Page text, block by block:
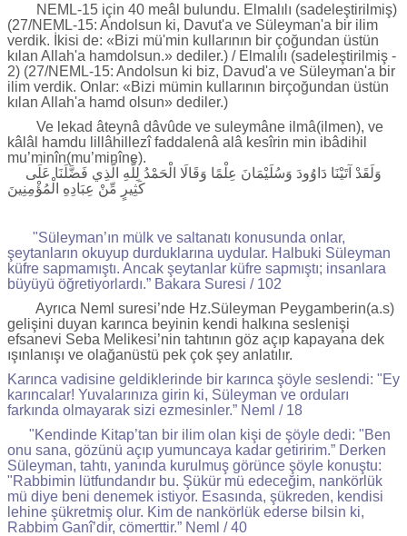
NEML-15 için 40 meâl bulundu. Elmalılı (sadeleştirilmiş)
(27/NEML-15: Andolsun ki, Davut'a ve Süleyman'a bir ilim
verdik. İkisi de: «Bizi mü'min kullarının bir çoğundan üstün
kılan Allah'a hamdolsun.» dediler.) / Elmalılı (sadeleştirilmiş -
2) (27/NEML-15: Andolsun ki biz, Davud'a ve Süleyman'a bir
ilim verdik. Onlar: «Bizi mümin kullarının birçoğundan üstün
kılan Allah'a hamd olsun» dediler.)
Ve lekad âteynâ dâvûde ve suleymâne ilmâ(ilmen), ve
kâlâl hamdu lillâhillezî faddalenâ alâ kesîrin min ibâdihil
mu’minîn(mu’minîne).
كَثِيرٍ مِّنْ عِبَادِهِ الْمُؤْمِنِينَ
"Süleyman’ın mülk ve saltanatı konusunda onlar,
şeytanların okuyup durduklarına uydular. Halbuki Süleyman
küfre sapmamıştı. Ancak şeytanlar küfre sapmıştı; insanlara
büyüyü öğretiyorlardı.” Bakara Suresi / 102
Ayrıca Neml suresi’nde Hz.Süleyman Peygamberin(a.s)
gelişini duyan karınca beyinin kendi halkına seslenişi
efsanevi Seba Melikesi’nin tahtının göz açıp kapayana dek
ışınlanışı ve olağanüstü pek çok şey anlatılır.
Karınca vadisine geldiklerinde bir karınca şöyle seslendi: "Ey
karıncalar! Yuvalarınıza girin ki, Süleyman ve orduları
farkında olmayarak sizi ezmesinler.” Neml / 18
"Kendinde Kitap’tan bir ilim olan kişi de şöyle dedi: "Ben
onu sana, gözünü açıp yumuncaya kadar getiririm.” Derken
Süleyman, tahtı, yanında kurulmuş görünce şöyle konuştu:
"Rabbimin lütfundandır bu. Şükür mü edeceğim, nankörlük
mü diye beni denemek istiyor. Esasında, şükreden, kendisi
lehine şükretmiş olur. Kim de nankörlük ederse bilsin ki,
Rabbim Ganî’dir, cömerttir.” Neml / 40